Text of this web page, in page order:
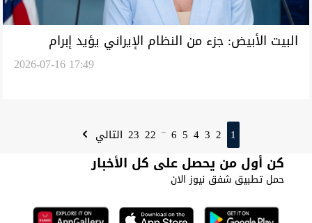
البيت الأبيض: جزء من النظام الإيراني يؤيد إبرام
2026-07-16 17:49
1
2
3
4
5
6
...
22
23 التالي
كن أول من يحصل على كل الأخبار
حمل تطبيق شفق نيوز الان